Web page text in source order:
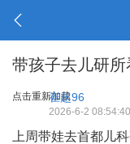
带孩子去儿研
点击重新加载
崔超96
2026-6-2 08:54:40
上周带娃去首都儿